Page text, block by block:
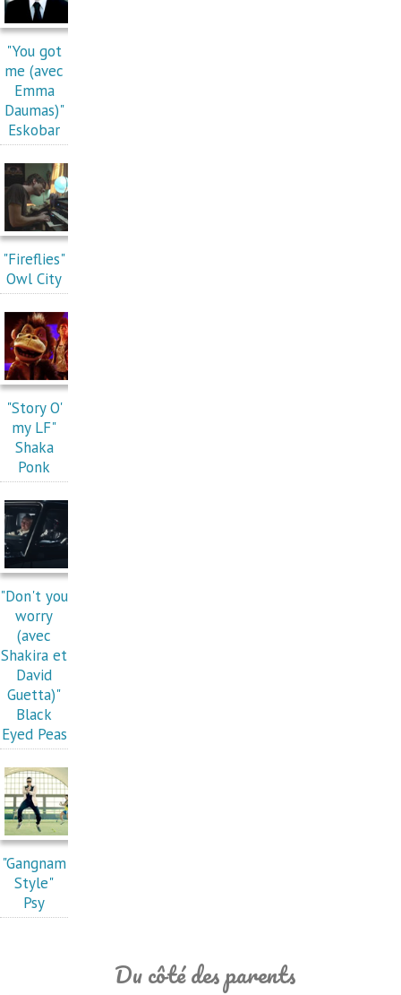
"You got
me (avec
Emma
Daumas)"
Eskobar
"Fireflies"
Owl City
"Story O'
my LF"
Shaka
Ponk
"Don't you
worry
(avec
Shakira et
David
Guetta)"
Black
Eyed Peas
"Gangnam
Style"
Psy
Du côté des parents